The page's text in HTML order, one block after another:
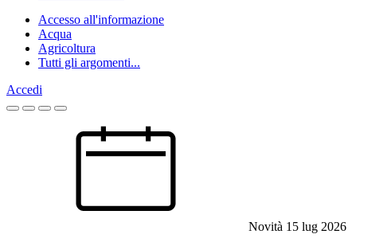
Accesso all'informazione
Acqua
Agricoltura
Tutti gli argomenti...
Accedi
Homepage
Novità 15 lug 2026